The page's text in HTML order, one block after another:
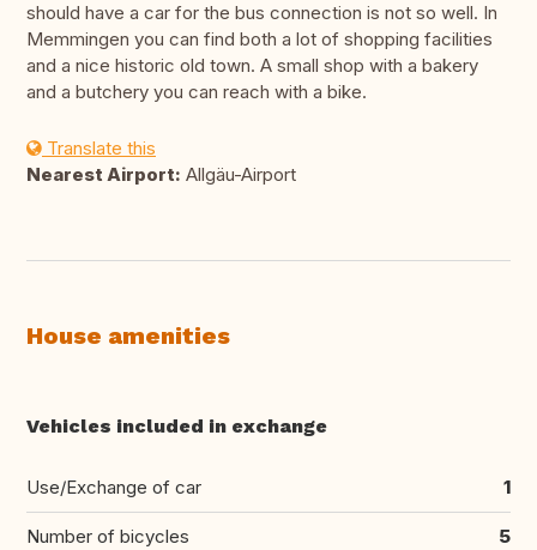
should have a car for the bus connection is not so well. In
Memmingen you can find both a lot of shopping facilities
and a nice historic old town. A small shop with a bakery
and a butchery you can reach with a bike.
Translate this
Nearest Airport: Allgäu-Airport
House amenities
Vehicles included in exchange
Use/Exchange of car 1
Number of bicycles 5